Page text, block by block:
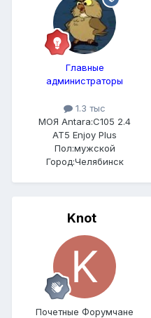
Главные
администраторы
1.3 тыс
МОЯ Antara:C105 2.4
AT5 Enjoy Plus
Пол:мужской
Город:Челябинск
Knot
Почетные Форумчане